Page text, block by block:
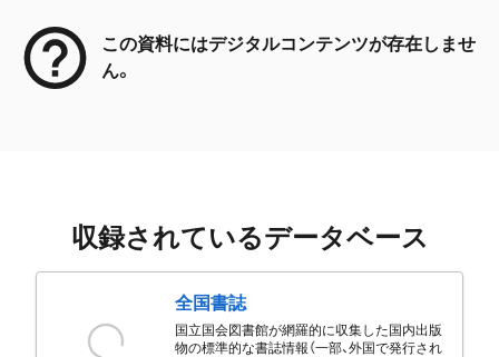
この資料にはデジタルコンテンツが存在しませ
ん。
収録されているデータベース
全国書誌
国立国会図書館が網羅的に収集した国内出版
物の標準的な書誌情報（一部、外国で発行され